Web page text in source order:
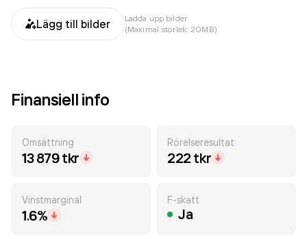
Lägg till bilder
Ladda upp bilder
(Maximal storlek: 20MB)
Finansiell info
Omsättning
13 879 tkr
Rörelseresultat
222 tkr
Vinstmarginal
1.6%
F-skatt
Ja